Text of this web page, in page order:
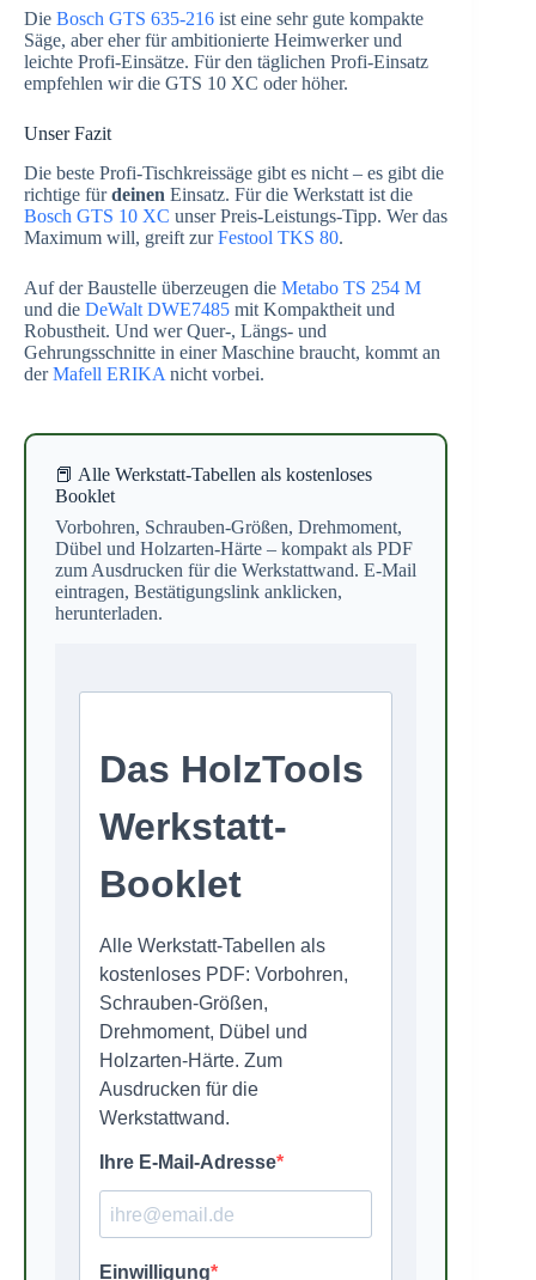
Die Bosch GTS 635-216 ist eine sehr gute kompakte
Säge, aber eher für ambitionierte Heimwerker und
leichte Profi-Einsätze. Für den täglichen Profi-Einsatz
empfehlen wir die GTS 10 XC oder höher.
Unser Fazit
Die beste Profi-Tischkreissäge gibt es nicht – es gibt die
richtige fürdeinen Einsatz. Für die Werkstatt ist die
Bosch GTS 10 XC unser Preis-Leistungs-Tipp. Wer das
Maximum will, greift zurFestool TKS 80.
Auf der Baustelle überzeugen die Metabo TS 254 M
und die DeWalt DWE7485 mit Kompaktheit und
Robustheit. Und wer Quer-, Längs- und
Gehrungsschnitte in einer Maschine braucht, kommt an
derMafell ERIKA nicht vorbei.
📕 Alle Werkstatt-Tabellen als kostenloses
Booklet
Vorbohren, Schrauben-Größen, Drehmoment,
Dübel und Holzarten-Härte – kompakt als PDF
zum Ausdrucken für die Werkstattwand. E-Mail
eintragen, Bestätigungslink anklicken,
herunterladen.